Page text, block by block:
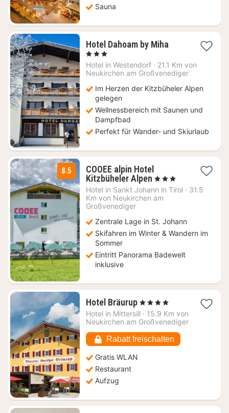
Sauna
Hotel Dahoam by Miha1
ab
92
, 3 Sterne
Hotel in Westendorf · 21.1 Km von
Neukirchen am Großvenediger
Im Herzen der Kitzbüheler Alpen
gelegen
Wellnessbereich mit Saunen und
Dampfbad
Perfekt für Wander- und Skiurlaub
8.5
COOEE alpin Hotel
Kitzbüheler Alpen 1
Nacht
ab
, 3 Sterne
Hotel in Sankt Johann in Tirol · 31.5
Km von Neukirchen am
Großvenediger
Zentrale Lage in St. Johann
Skifahren im Winter & Wandern im
Sommer
Eintritt Panorama Badewelt
inklusive
Hotel Bräurup1
Nacht
ab
€
, 4 Sterne
Hotel in Mittersill · 15.9 Km von
Neukirchen am Großvenediger
Rabatt freischalten
Gratis WLAN
Restaurant
Aufzug